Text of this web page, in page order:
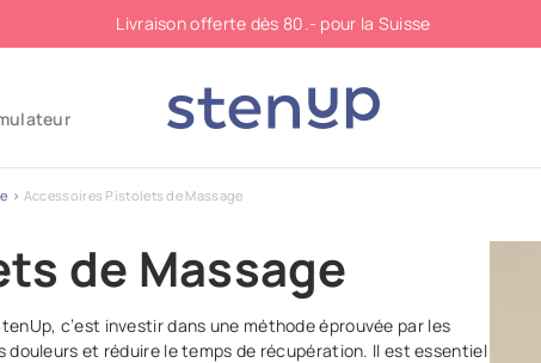
Livraison offerte dès 80.- pour la Suisse
Accessoires Pistolets de Massage
de Massage
c’est investir dans une méthode éprouvée par les
et réduire le temps de récupération. Il est essentiel